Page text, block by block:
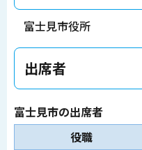
富士見市役所
出席者
富士見市の出席者
役職